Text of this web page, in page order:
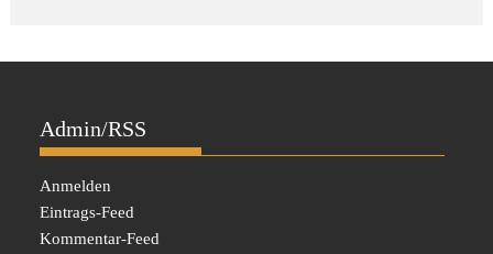
Admin/RSS
Anmelden
Eintrags-Feed
Kommentar-Feed